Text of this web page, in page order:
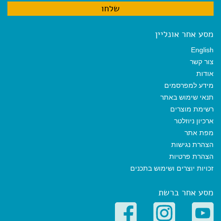
מסע אחר אונליין
English
צור קשר
אודות
מידע למפרסמים
תנאי שימוש באתר
רשימת מוצרים
ארכיון ניוזלטר
מפת אתר
הצהרת נגישות
הצהרת פרטיות
זכויות יוצרים ושימוש בתכנים
מסע אחר ברשת